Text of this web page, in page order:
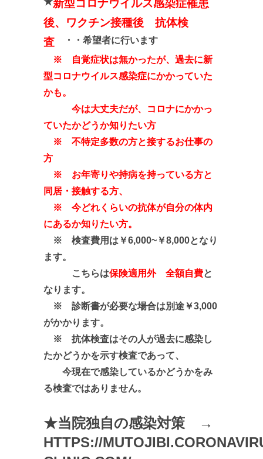
新型コロナウイルス感染症罹患
後、ワクチン接種後 抗体検
査 ・・希望者に行います
※ 自覚症状は無かったが、過去に新
型コロナウイルス感染症にかかっていた
かも。
今は大丈夫だが、コロナにかかっ
ていたかどうか知りたい方
※ 不特定多数の方と接するお仕事の
方
※ お年寄りや持病を持っている方と
同居・接触する方、
※ 今どれくらいの抗体が自分の体内
にあるか知りたい方。
※ 検査費用は￥6,000~￥8,000となり
ます。
こちらは保険適用外 全額自費と
なります。
※ 診断書が必要な場合は別途￥3,000
がかかります。
※ 抗体検査はその人が過去に感染し
たかどうかを示す検査であって、
今現在で感染しているかどうかをみ
る検査ではありません。
★当院独自の感染対策 →
HTTPS://